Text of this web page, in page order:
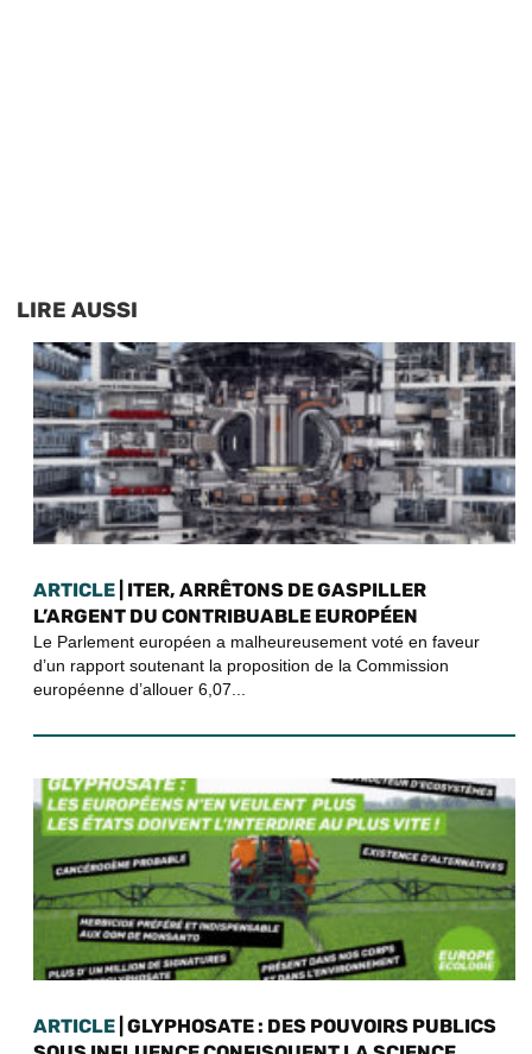
LIRE AUSSI
ARTICLE | ITER, ARRÊTONS DE GASPILLER
L’ARGENT DU CONTRIBUABLE EUROPÉEN
Le Parlement européen a malheureusement voté en faveur
d’un rapport soutenant la proposition de la Commission
européenne d’allouer 6,07...
ARTICLE | GLYPHOSATE : DES POUVOIRS PUBLICS